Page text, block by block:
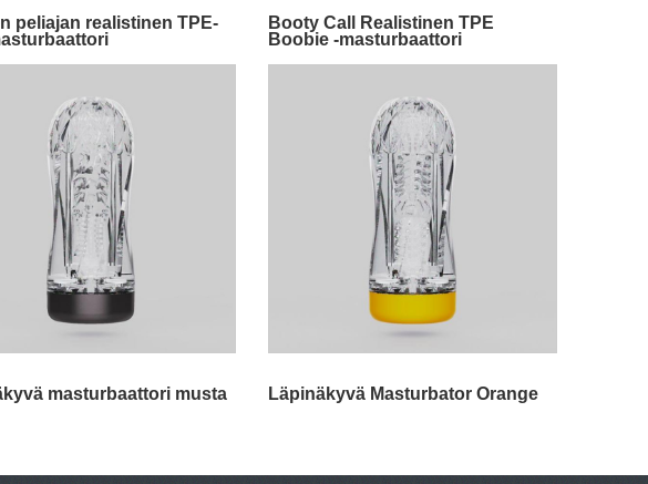
peliajan realistinen TPE-
Booty Call Realistinen TPE
Boobie -masturbaattori
masturbaattori musta Läpinäkyvä Masturbator Orange